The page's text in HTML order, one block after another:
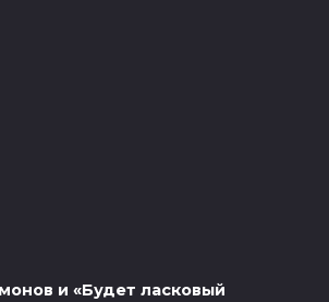
и «Будет ласковый